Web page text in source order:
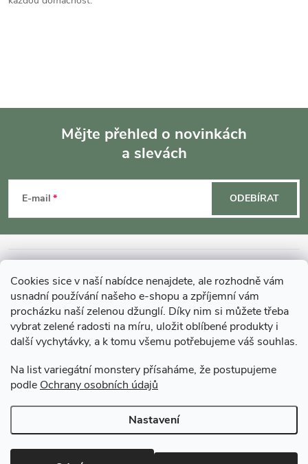
Cookies sice v naší nabídce nenajdete, ale rozhodně vám
usnadní používání našeho e-shopu a zpříjemní vám
procházku naší zelenou džunglí. Díky nim si můžete třeba
vybrat zelené radosti na míru, uložit oblíbené produkty i
další vychytávky, a k tomu všemu potřebujeme váš souhlas.
Na list variegátní monstery přísaháme, že postupujeme
podle Ochrany osobních údajů
Nastavení
p
v
k
y
v
ý
p
i
s
u
p
a
Mějte přehled o novinkách
a slevách
E-mail ODEBÍRAT
MOHLO BY VÁS ZAJÍMAT
O GARDNERS
Gardners Design - Projekt, realizace a údržba zahrad a interiérů
Copyright 2026Gardners-eshop.cz. Všechna práva vyhrazena.Upravit
nastavení cookies